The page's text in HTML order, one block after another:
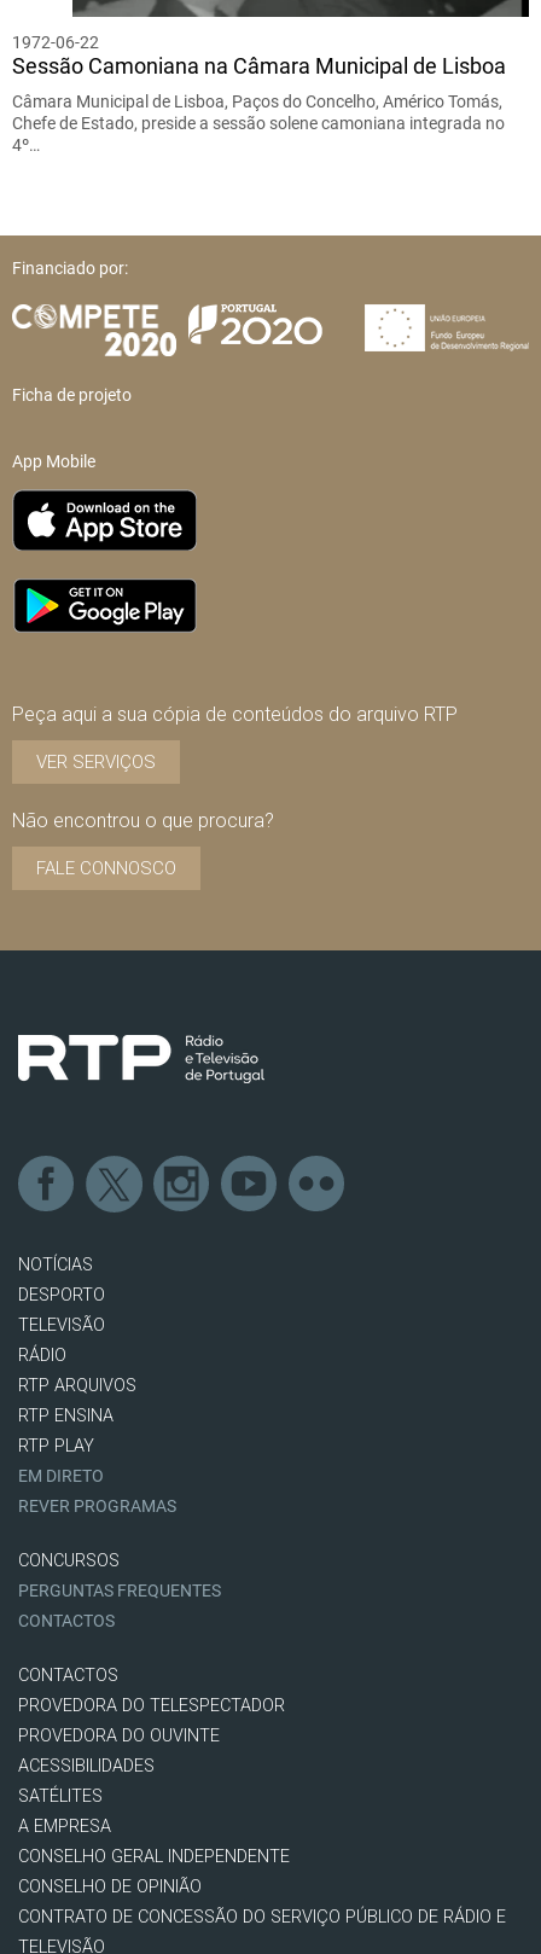
1972-06-22
Sessão Camoniana na Câmara Municipal de Lisboa
Câmara Municipal de Lisboa, Paços do Concelho, Américo Tomás,
Chefe de Estado, preside a sessão solene camoniana integrada no
4º…
Financiado por:
Ficha de projeto
App Mobile
Peça aqui a sua cópia de conteúdos do arquivo RTP
VER SERVIÇOS
Não encontrou o que procura?
FALE CONNOSCO
NOTÍCIAS
DESPORTO
TELEVISÃO
RÁDIO
RTP ARQUIVOS
RTP ENSINA
RTP PLAY
EM DIRETO
REVER PROGRAMAS
CONCURSOS
PERGUNTAS FREQUENTES
CONTACTOS
CONTACTOS
PROVEDORA DO TELESPECTADOR
PROVEDORA DO OUVINTE
ACESSIBILIDADES
SATÉLITES
A EMPRESA
CONSELHO GERAL INDEPENDENTE
CONSELHO DE OPINIÃO
CONTRATO DE CONCESSÃO DO SERVIÇO PÚBLICO DE RÁDIO E
TELEVISÃO